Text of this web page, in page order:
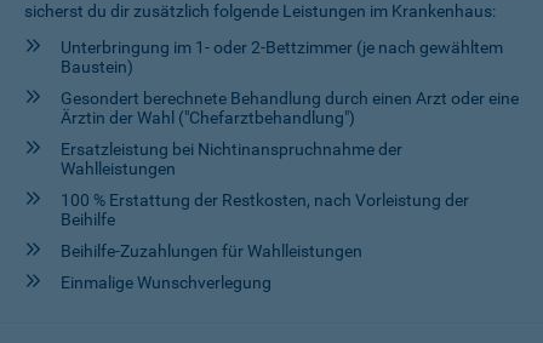
sicherst du dir zusätzlich folgende Leistungen im Krankenhaus:
Unterbringung im 1- oder 2-Bettzimmer (je nach gewähltem
Baustein)
Gesondert berechnete Behandlung durch einen Arzt oder eine
Ärztin der Wahl ("Chefarztbehandlung")
Ersatzleistung bei Nichtinanspruchnahme der
Wahlleistungen
100 % Erstattung der Restkosten, nach Vorleistung der
Beihilfe
Beihilfe-Zuzahlungen für Wahlleistungen
Einmalige Wunschverlegung